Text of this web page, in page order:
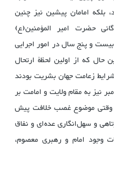
امامان پیشین نیز چنین
حضرت امیر المؤمنین(ع)
و پنج سال در امور اجرایی
که از اولین لحظۀ ارتحال
زعامت جهان بشریت بودند
نیز به مقام ولایت و امامت بر
وقتی موضوع غصب خلافت پیش
و سهل‌انگاری عده‌ای و نفاق
وجود امام و رهبری معصوم،